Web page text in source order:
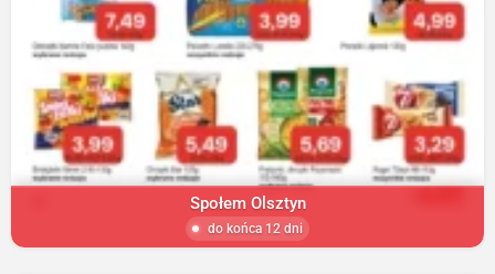
Społem Olsztyn
do końca 12 dni